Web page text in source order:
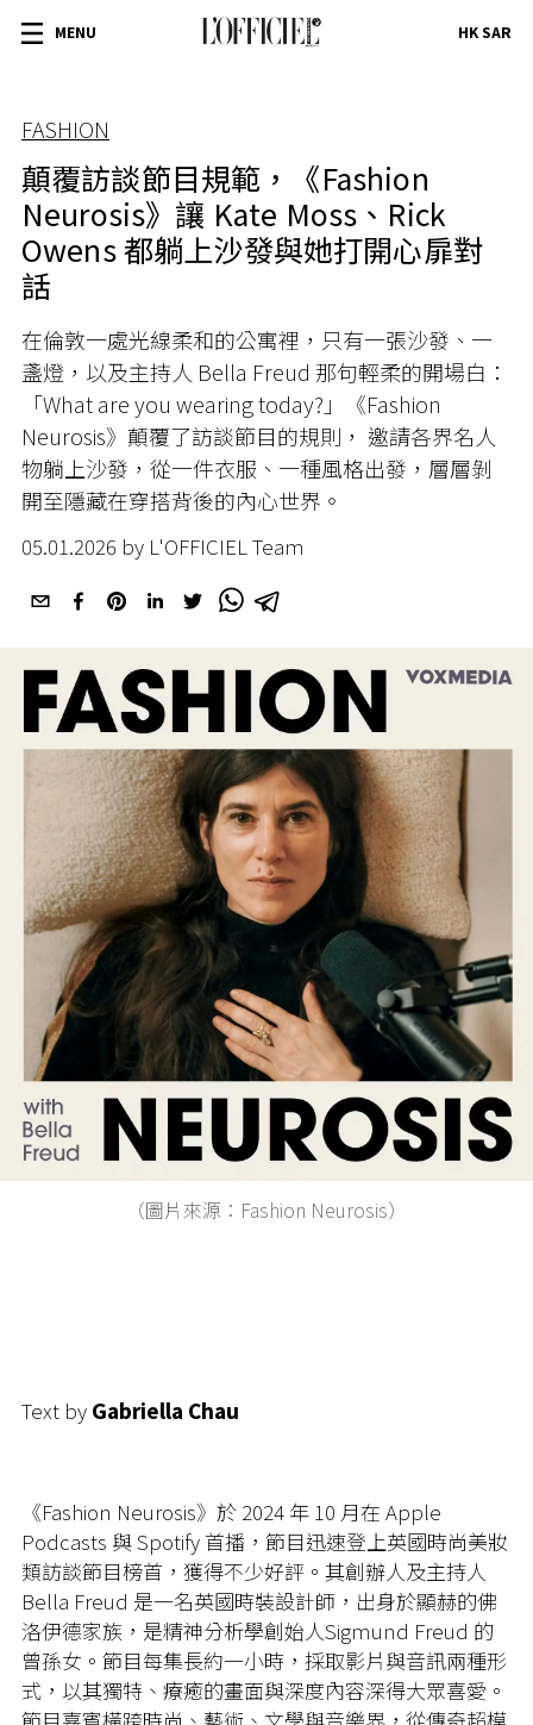
MENU HK SAR
FASHION
顛覆訪談節目規範，《Fashion
Neurosis》讓 Kate Moss、Rick
Owens 都躺上沙發與她打開心扉對
話
在倫敦一處光線柔和的公寓裡，只有一張沙發、一
盞燈，以及主持人 Bella Freud 那句輕柔的開場白：
「What are you wearing today?」《Fashion
Neurosis》顛覆了訪談節目的規則， 邀請各界名人
物躺上沙發，從一件衣服、一種風格出發，層層剝
開至隱藏在穿搭背後的內心世界。
05.01.2026 by L'OFFICIEL Team
（圖片來源：Fashion Neurosis）
Text by Gabriella Chau
《Fashion Neurosis》於 2024 年 10 月在 Apple
Podcasts 與Spotify 首播，節目迅速登上英國時尚美妝
類訪談節目榜首，獲得不少好評。其創辦人及主持人
Bella Freud 是一名英國時裝設計師，出身於顯赫的佛
洛伊德家族，是精神分析學創始人Sigmund Freud 的
曾孫女。節目每集長約一小時，採取影片與音訊兩種形
式，以其獨特、療癒的畫面與深度內容深得大眾喜愛。